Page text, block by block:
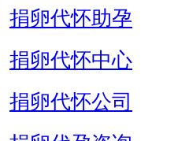
捐卵代怀助孕
捐卵代怀中心
捐卵代怀公司